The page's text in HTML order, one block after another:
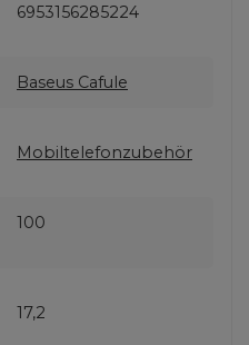
6953156285224
Baseus Cafule
Mobiltelefonzubehör
100
17,2